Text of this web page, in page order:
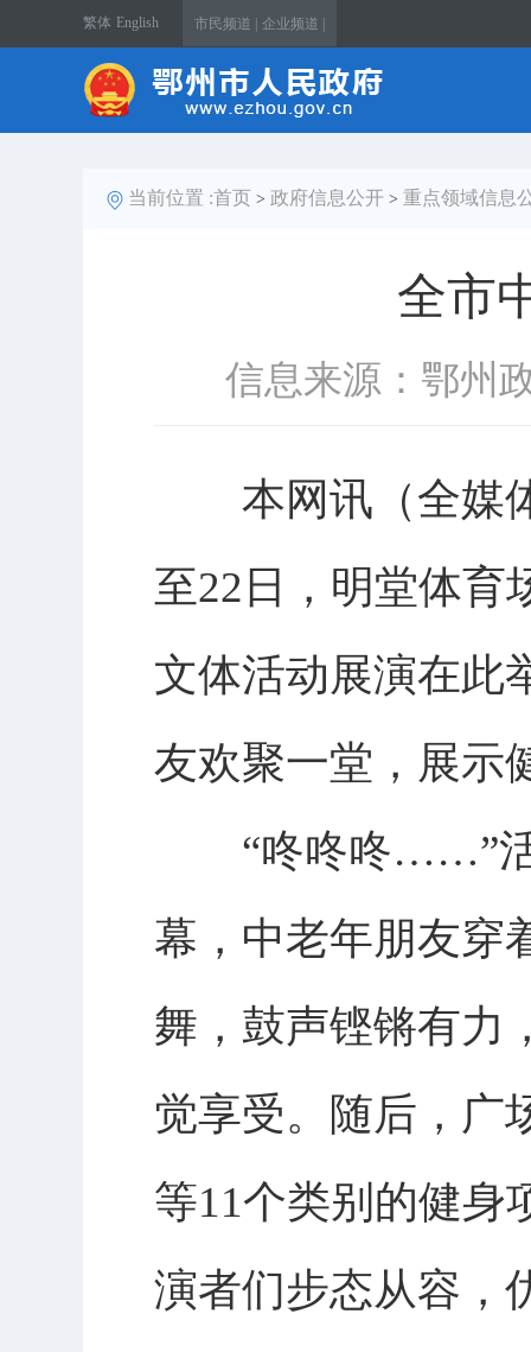
繁体 English 市民频道 | 企业频道 |
当前位置 :首页 > 政府信息公开 > 重点领域信息
全市
信息来源：鄂州
本网讯（全媒体
至22日，明堂体育
文体活动展演在此
友欢聚一堂，展示
“咚咚咚……”活
幕，中老年朋友穿
舞，鼓声铿锵有力
觉享受。随后，广
等11个类别的健身
演者们步态从容，